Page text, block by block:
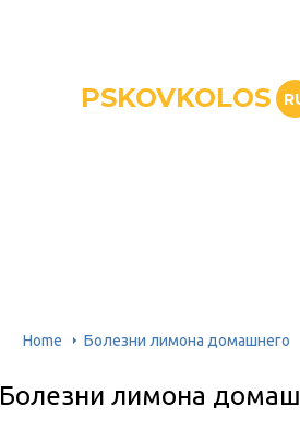
PSKOVKOLOS
Home Болезни лимона домашнего
Болезни лимона